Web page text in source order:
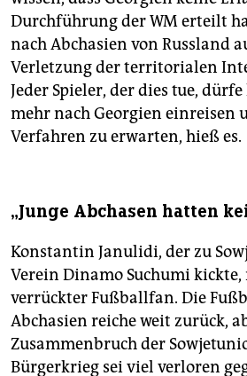
Durchführung der WM erteilt
nach Abchasien von Russland
Verletzung der territorialen
Jeder Spieler, der dies tue,
mehr nach Georgien einreisen
Verfahren zu erwarten, hieß es.
„Junge Abchasen hatten
Konstantin Janulidi, der zu
Verein Dinamo Suchumi
verrückter Fußballfan. Die
Abchasien reiche weit zurück,
Zusammenbruch der
Bürgerkrieg sei viel verloren